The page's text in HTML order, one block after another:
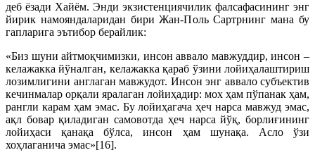
деб ёзади Хайём. Энди экзистенциячилик фалсафасининг энг
йирик намояндаларидан бири Жан-Поль Сартрнинг мана бу
гапларига эътибор берайлик:
«Биз шуни айтмоқчимизки, инсон аввало мавжуддир, инсон –
келажакка йўналган, келажакка қараб ўзини лойиҳалаштириш
лозимлигини англаган мавжудот. Инсон энг аввало субъектив
кечинмалар орқали яралаган лойиҳадир: мох ҳам пўпанак ҳам,
рангли карам ҳам эмас. Бу лойиҳагача ҳеч нарса мавжуд эмас,
ақл бовар қиладиган самовотда ҳеч нарса йўқ, борлиғининг
лойиҳаси қанақа бўлса, инсон ҳам шунақа. Асло ўзи
хоҳлаганича эмас»[16].